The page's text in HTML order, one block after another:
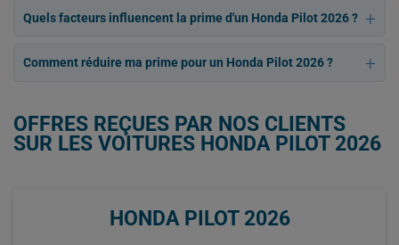
Quels facteurs influencent la prime d'un Honda Pilot 2026 ?
Comment réduire ma prime pour un Honda Pilot 2026 ?
OFFRES REÇUES PAR NOS CLIENTS
SUR LES VOITURES HONDA PILOT 2026
HONDA PILOT 2026